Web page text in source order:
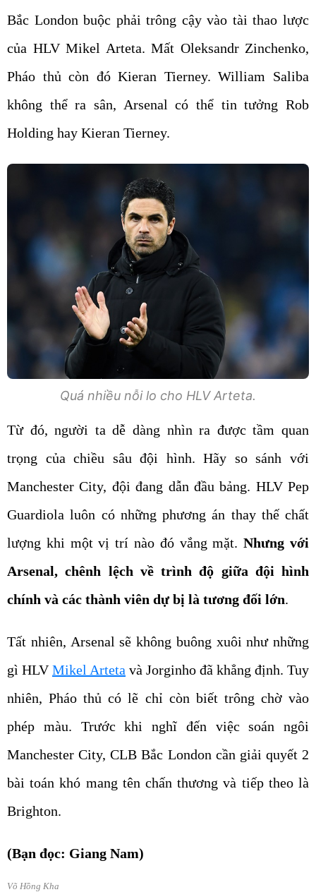
Bắc London buộc phải trông cậy vào tài thao lược
của HLV Mikel Arteta. Mất Oleksandr Zinchenko,
Pháo thủ còn đó Kieran Tierney. William Saliba
không thể ra sân, Arsenal có thể tin tưởng Rob
Holding hay Kieran Tierney.
Quá nhiều nỗi lo cho HLV Arteta.
Từ đó, người ta dễ dàng nhìn ra được tầm quan
trọng của chiều sâu đội hình. Hãy so sánh với
Manchester City, đội đang dẫn đầu bảng. HLV Pep
Guardiola luôn có những phương án thay thế chất
lượng khi một vị trí nào đó vắng mặt.Nhưng với
Arsenal, chênh lệch về trình độ giữa đội hình
chính và các thành viên dự bị là tương đối lớn.
Tất nhiên, Arsenal sẽ không buông xuôi như những
gì HLVMikel Arteta và Jorginho đã khẳng định. Tuy
nhiên, Pháo thủ có lẽ chỉ còn biết trông chờ vào
phép màu. Trước khi nghĩ đến việc soán ngôi
Manchester City, CLB Bắc London cần giải quyết 2
bài toán khó mang tên chấn thương và tiếp theo là
Brighton.
(Bạn đọc: Giang Nam)
Võ Hồng Kha